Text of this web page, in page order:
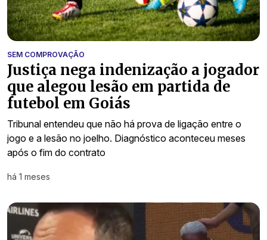
SEM COMPROVAÇÃO
Justiça nega indenização a jogador
que alegou lesão em partida de
futebol em Goiás
Tribunal entendeu que não há prova de ligação entre o
jogo e a lesão no joelho. Diagnóstico aconteceu meses
após o fim do contrato
há 1 meses